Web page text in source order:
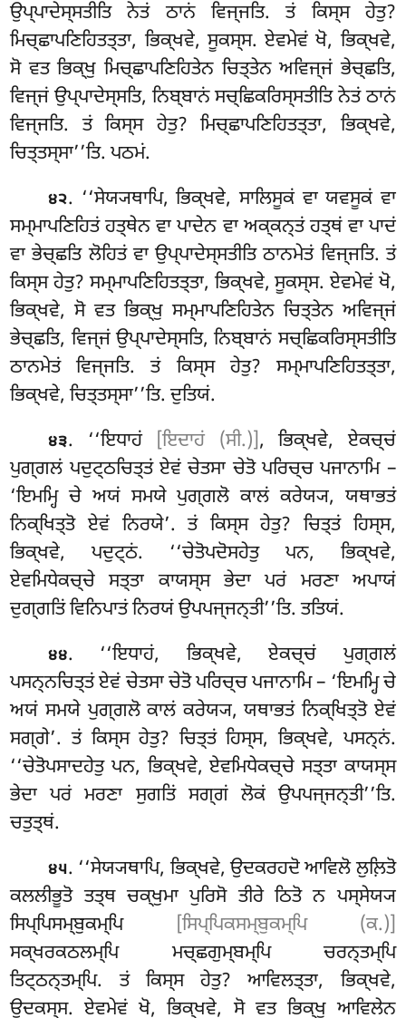
ਉਪ੍ਪਾਦੇਸ੍ਸਤੀਤਿ ਨੇਤਂ ਠਾਨਂ ਵਿਜ੍ਜਤਿ. ਤਂ ਕਿਸ੍ਸ ਹੇਤੁ?
ਮਿਚ੍ਛਾਪਣਿਹਿਤਤ੍ਤਾ, ਭਿਕ੍ਖਵੇ, ਸੂਕਸ੍ਸ. ਏਵਮੇਵਂ ਖੋ, ਭਿਕ੍ਖਵੇ,
ਸੋ ਵਤ ਭਿਕ੍ਖੁ ਮਿਚ੍ਛਾਪਣਿਹਿਤੇਨ ਚਿਤ੍ਤੇਨ ਅਵਿਜ੍ਜਂ ਭੇਚ੍ਛਤਿ,
ਵਿਜ੍ਜਂ ਉਪ੍ਪਾਦੇਸ੍ਸਤਿ, ਨਿਬ੍ਬਾਨਂ ਸਚ੍ਛਿਕਰਿਸ੍ਸਤੀਤਿ ਨੇਤਂ ਠਾਨਂ
ਵਿਜ੍ਜਤਿ. ਤਂ ਕਿਸ੍ਸ ਹੇਤੁ? ਮਿਚ੍ਛਾਪਣਿਹਿਤਤ੍ਤਾ, ਭਿਕ੍ਖਵੇ,
ਚਿਤ੍ਤਸ੍ਸਾ’’ਤਿ. ਪਠਮਂ.
੪੨. ‘‘ਸੇਯ੍ਯਥਾਪਿ, ਭਿਕ੍ਖਵੇ, ਸਾਲਿਸੂਕਂ ਵਾ ਯਵਸੂਕਂ ਵਾ
ਸਮ੍ਮਾਪਣਿਹਿਤਂ ਹਤ੍ਥੇਨ ਵਾ ਪਾਦੇਨ ਵਾ ਅਕ੍ਕਨ੍ਤਂ ਹਤ੍ਥਂ ਵਾ ਪਾਦਂ
ਵਾ ਭੇਚ੍ਛਤਿ ਲੋਹਿਤਂ ਵਾ ਉਪ੍ਪਾਦੇਸ੍ਸਤੀਤਿ ਠਾਨਮੇਤਂ ਵਿਜ੍ਜਤਿ. ਤਂ
ਕਿਸ੍ਸ ਹੇਤੁ? ਸਮ੍ਮਾਪਣਿਹਿਤਤ੍ਤਾ, ਭਿਕ੍ਖਵੇ, ਸੂਕਸ੍ਸ. ਏਵਮੇਵਂ ਖੋ,
ਭਿਕ੍ਖਵੇ, ਸੋ ਵਤ ਭਿਕ੍ਖੁ ਸਮ੍ਮਾਪਣਿਹਿਤੇਨ ਚਿਤ੍ਤੇਨ ਅਵਿਜ੍ਜਂ
ਭੇਚ੍ਛਤਿ, ਵਿਜ੍ਜਂ ਉਪ੍ਪਾਦੇਸ੍ਸਤਿ, ਨਿਬ੍ਬਾਨਂ ਸਚ੍ਛਿਕਰਿਸ੍ਸਤੀਤਿ
ਠਾਨਮੇਤਂ ਵਿਜ੍ਜਤਿ. ਤਂ ਕਿਸ੍ਸ ਹੇਤੁ? ਸਮ੍ਮਾਪਣਿਹਿਤਤ੍ਤਾ,
ਭਿਕ੍ਖਵੇ, ਚਿਤ੍ਤਸ੍ਸਾ’’ਤਿ. ਦੁਤਿਯਂ.
੪੩. ‘‘ਇਧਾਹਂ [ਇਦਾਹਂ (ਸੀ.)], ਭਿਕ੍ਖਵੇ, ਏਕਚ੍ਚਂ
ਪੁਗ੍ਗਲਂ ਪਦੁਟ੍ਠਚਿਤ੍ਤਂ ਏਵਂ ਚੇਤਸਾ ਚੇਤੋ ਪਰਿਚ੍ਚ ਪਜਾਨਾਮਿ –
‘ਇਮਮ੍ਹਿ ਚੇ ਅਯਂ ਸਮਯੇ ਪੁਗ੍ਗਲੋ ਕਾਲਂ ਕਰੇਯ੍ਯ, ਯਥਾਭਤਂ
ਨਿਕ੍ਖਿਤ੍ਤੋ ਏਵਂ ਨਿਰਯੇ’. ਤਂ ਕਿਸ੍ਸ ਹੇਤੁ? ਚਿਤ੍ਤਂ ਹਿਸ੍ਸ,
ਭਿਕ੍ਖਵੇ, ਪਦੁਟ੍ਠਂ. ‘‘ਚੇਤੋਪਦੋਸਹੇਤੁ ਪਨ, ਭਿਕ੍ਖਵੇ,
ਏਵਮਿਧੇਕਚ੍ਚੇ ਸਤ੍ਤਾ ਕਾਯਸ੍ਸ ਭੇਦਾ ਪਰਂ ਮਰਣਾ ਅਪਾਯਂ
ਦੁਗ੍ਗਤਿਂ ਵਿਨਿਪਾਤਂ ਨਿਰਯਂ ਉਪਪਜ੍ਜਨ੍ਤੀ’’ਤਿ. ਤਤਿਯਂ.
੪੪. ‘‘ਇਧਾਹਂ, ਭਿਕ੍ਖਵੇ, ਏਕਚ੍ਚਂ ਪੁਗ੍ਗਲਂ
ਪਸਨ੍ਨਚਿਤ੍ਤਂ ਏਵਂ ਚੇਤਸਾ ਚੇਤੋ ਪਰਿਚ੍ਚ ਪਜਾਨਾਮਿ – ‘ਇਮਮ੍ਹਿ ਚੇ
ਅਯਂਸਮਯੇ ਪੁਗ੍ਗਲੋ ਕਾਲਂ ਕਰੇਯ੍ਯ, ਯਥਾਭਤਂ ਨਿਕ੍ਖਿਤ੍ਤੋ ਏਵਂ
ਸਗ੍ਗੇ’. ਤਂ ਕਿਸ੍ਸ ਹੇਤੁ? ਚਿਤ੍ਤਂ ਹਿਸ੍ਸ, ਭਿਕ੍ਖਵੇ, ਪਸਨ੍ਨਂ.
‘‘ਚੇਤੋਪਸਾਦਹੇਤੁ ਪਨ, ਭਿਕ੍ਖਵੇ, ਏਵਮਿਧੇਕਚ੍ਚੇ ਸਤ੍ਤਾ ਕਾਯਸ੍ਸ
ਭੇਦਾ ਪਰਂ ਮਰਣਾ ਸੁਗਤਿਂ ਸਗ੍ਗਂ ਲੋਕਂ ਉਪਪਜ੍ਜਨ੍ਤੀ’’ਤਿ.
ਚਤੁਤ੍ਥਂ.
੪੫. ‘‘ਸੇਯ੍ਯਥਾਪਿ, ਭਿਕ੍ਖਵੇ, ਉਦਕਰਹਦੋ ਆਵਿਲੋ ਲੁਲ਼ਿਤੋ
ਕਲਲੀਭੂਤੋ ਤਤ੍ਥ ਚਕ੍ਖੁਮਾ ਪੁਰਿਸੋ ਤੀਰੇ ਠਿਤੋ ਨ ਪਸ੍ਸੇਯ੍ਯ
ਸਿਪ੍ਪਿਸਮ੍ਬੁਕਮ੍ਪਿ
[ਸਿਪ੍ਪਿਕਸਮ੍ਬੁਕਮ੍ਪਿ (ਕ.)]
ਸਕ੍ਖਰਕਠਲਮ੍ਪਿ ਮਚ੍ਛਗੁਮ੍ਬਮ੍ਪਿ ਚਰਨ੍ਤਮ੍ਪਿ
ਤਿਟ੍ਠਨ੍ਤਮ੍ਪਿ. ਤਂ ਕਿਸ੍ਸ ਹੇਤੁ? ਆਵਿਲਤ੍ਤਾ, ਭਿਕ੍ਖਵੇ,
ਉਦਕਸ੍ਸ. ਏਵਮੇਵਂ ਖੋ, ਭਿਕ੍ਖਵੇ, ਸੋ ਵਤ ਭਿਕ੍ਖੁ ਆਵਿਲੇਨ